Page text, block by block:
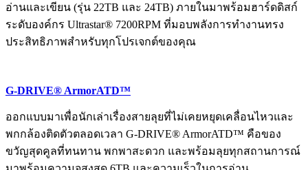
อ่านและเขียน (รุ่น 22TB และ 24TB) ภายในมาพร้อมฮาร์ดดิสก์
ระดับองค์กร Ultrastar® 7200RPM ที่มอบพลังการทำงานทรง
ประสิทธิภาพสำหรับทุกโปรเจกต์ของคุณ
G-DRIVE® ArmorATD™
ออกแบบมาเพื่อนักเล่าเรื่องสายลุยที่ไม่เคยหยุดเคลื่อนไหวและ
พกกล้องติดตัวตลอดเวลา G-DRIVE® ArmorATD™ คือของ
ขวัญสุดคูลที่ทนทาน พกพาสะดวก และพร้อมลุยทุกสถานการณ์